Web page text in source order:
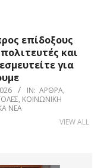
επίδοξους
και
για
IN: ΆΡΘΡΑ,
, ΚΟΙΝΩΝΙΚΉ
ΝΈΑ
VIEW ALL